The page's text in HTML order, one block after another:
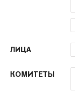
ЛИЦА
КОМИТЕТЫ